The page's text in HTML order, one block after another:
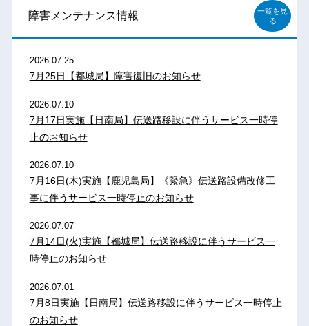
障害メンテナンス情報
一覧を見
る
2026.07.25
7月25日【都城局】障害復旧のお知らせ
2026.07.10
7月17日実施【日南局】伝送路移設に伴うサービス一時停
止のお知らせ
2026.07.10
7月16日(木)実施【鹿児島局】《緊急》伝送路設備改修工
事に伴うサービス一時停止のお知らせ
2026.07.07
7月14日(火)実施【都城局】伝送路移設に伴うサービス一
時停止のお知らせ
2026.07.01
7月8日実施【日南局】伝送路移設に伴うサービス一時停止
のお知らせ